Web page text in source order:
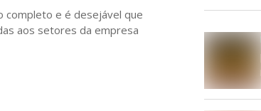
completo e é desejável que
aos setores da empresa